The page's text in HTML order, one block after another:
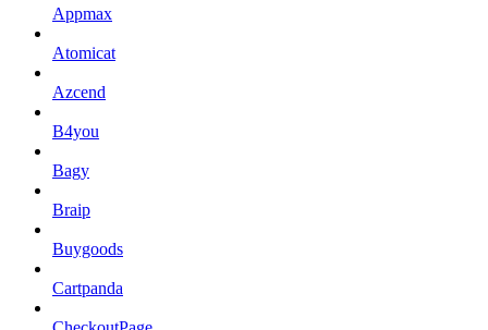
Appmax
Atomicat
Azcend
B4you
Bagy
Braip
Buygoods
Cartpanda